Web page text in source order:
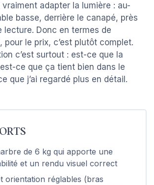
adapter la lumière : au-
basse, derrière le canapé, près
lecture. Donc en termes de
pour le prix, c’est plutôt complet.
c’est surtout : est-ce que la
ce que ça tient bien dans le
que j’ai regardé plus en détail.
de 6 kg qui apporte une
et un rendu visuel correct
orientation réglables (bras